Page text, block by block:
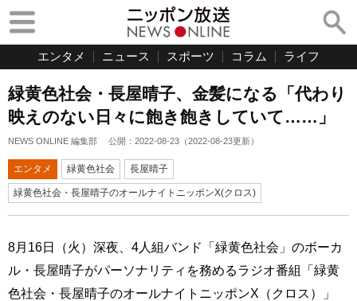
エンタメ ニュース スポーツ コラム ライフ
緑黄色社会・長屋晴子、金髪になる「代わり
映えのない日々に飽き飽きしていて……」
NEWS ONLINE 編集部 公開： 2022-08-23 （2022-08-23更新）
エンタメ 緑黄色社会 長屋晴子
緑黄色社会・長屋晴子のオールナイトニッポンX(クロス)
8月16日（火）深夜、4人組バンド「緑黄色社会」のボーカ
ル・長屋晴子がパーソナリティを務めるラジオ番組「緑黄
色社会・長屋晴子のオールナイトニッポンX（クロス）」